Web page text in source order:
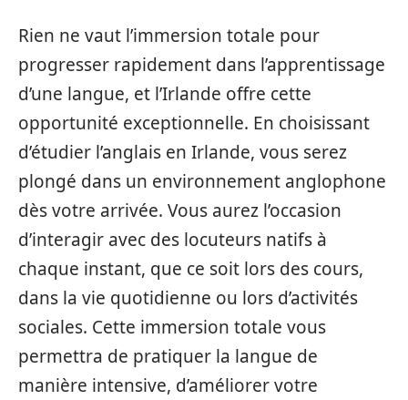
Rien ne vaut l’immersion totale pour
progresser rapidement dans l’apprentissage
d’une langue, et l’Irlande offre cette
opportunité exceptionnelle. En choisissant
d’étudier l’anglais en Irlande, vous serez
plongé dans un environnement anglophone
dès votre arrivée. Vous aurez l’occasion
d’interagir avec des locuteurs natifs à
chaque instant, que ce soit lors des cours,
dans la vie quotidienne ou lors d’activités
sociales. Cette immersion totale vous
permettra de pratiquer la langue de
manière intensive, d’améliorer votre